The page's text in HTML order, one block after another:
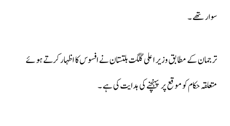
سوار تھے ۔
ترجمان کے مطابق وزیر اعلی گلگت بلتستان نے افسوس کا اظہار کرتے ہوئے
متعلقہ حکام کو موقع پر پہنچنے کی ہدایت کی ہے ۔